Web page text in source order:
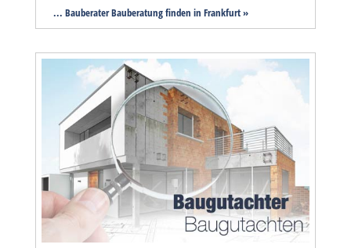
... Bauberater Bauberatung finden in Frankfurt »